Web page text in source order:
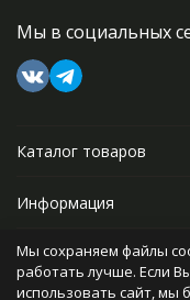
Мы в социальных
Каталог товаров
Информация
Прочее
Мы сохраняем файлы
работать лучше. Если
использовать сайт, мы